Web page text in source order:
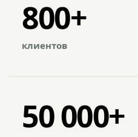
800+
клиентов
50 000+